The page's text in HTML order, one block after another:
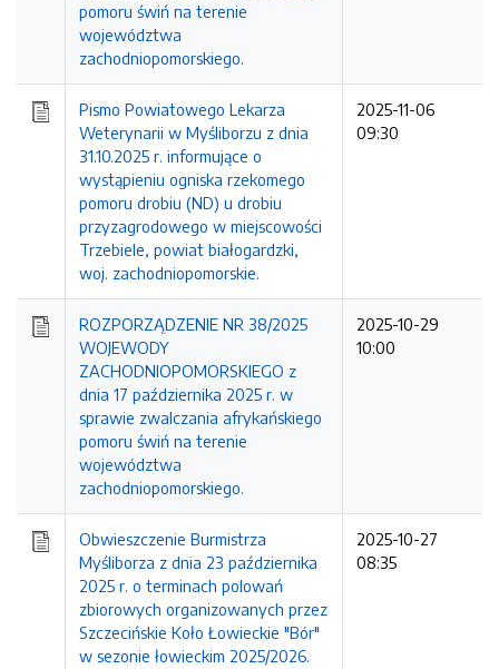
pomoru świń na terenie
województwa
zachodniopomorskiego.
Pismo Powiatowego Lekarza
Weterynarii w Myśliborzu z dnia
31.10.2025 r. informujące o
wystąpieniu ogniska rzekomego
pomoru drobiu (ND) u drobiu
przyzagrodowego w miejscowości
Trzebiele, powiat białogardzki,
woj. zachodniopomorskie.
2025-11-06
09:30
ROZPORZĄDZENIE NR 38/2025
WOJEWODY
ZACHODNIOPOMORSKIEGO z
dnia 17 października 2025 r. w
sprawie zwalczania afrykańskiego
pomoru świń na terenie
województwa
zachodniopomorskiego.
2025-10-29
10:00
Obwieszczenie Burmistrza
Myśliborza z dnia 23 października
2025 r. o terminach polowań
zbiorowych organizowanych przez
Szczecińskie Koło Łowieckie "Bór"
w sezonie łowieckim 2025/2026.
2025-10-27
08:35